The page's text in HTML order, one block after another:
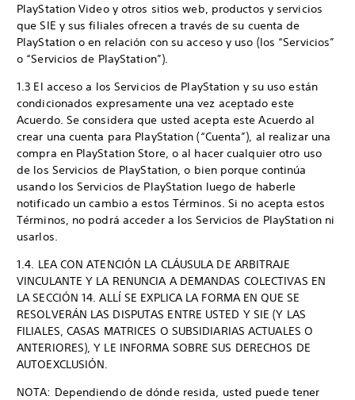
PlayStation Video y otros sitios web, productos y servicios
que SIE y sus filiales ofrecen a través de su cuenta de
PlayStation o en relación con su acceso y uso (los “Servicios”
o “Servicios de PlayStation”).
1.3 El acceso a los Servicios de PlayStation y su uso están
condicionados expresamente una vez aceptado este
Acuerdo. Se considera que usted acepta este Acuerdo al
crear una cuenta para PlayStation (“Cuenta”), al realizar una
compra en PlayStation Store, o al hacer cualquier otro uso
de los Servicios de PlayStation, o bien porque continúa
usando los Servicios de PlayStation luego de haberle
notificado un cambio a estos Términos. Si no acepta estos
Términos, no podrá acceder a los Servicios de PlayStation ni
usarlos.
1.4. LEA CON ATENCIÓN LA CLÁUSULA DE ARBITRAJE
VINCULANTE Y LA RENUNCIA A DEMANDAS COLECTIVAS EN
LA SECCIÓN 14. ALLÍ SE EXPLICA LA FORMA EN QUE SE
RESOLVERÁN LAS DISPUTAS ENTRE USTED Y SIE (Y LAS
FILIALES, CASAS MATRICES O SUBSIDIARIAS ACTUALES O
ANTERIORES), Y LE INFORMA SOBRE SUS DERECHOS DE
AUTOEXCLUSIÓN.
NOTA: Dependiendo de dónde resida, usted puede tener